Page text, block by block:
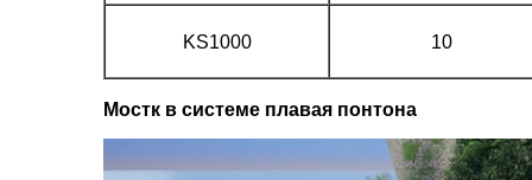
KS1000 10
Мостк в системе плавая понтона